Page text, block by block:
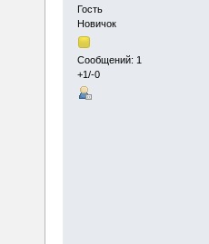
Гость
Новичок
Сообщений: 1
+1/-0